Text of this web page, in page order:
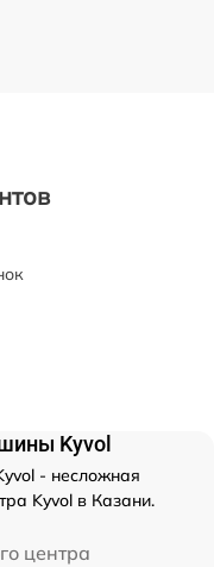
Kyvol
- несложная
Kyvol в Казани.
центра